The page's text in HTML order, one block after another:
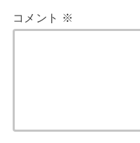
コメント ※